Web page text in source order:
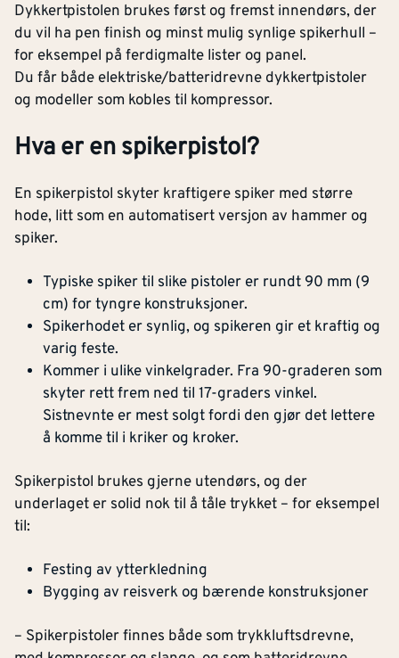
Dykkertpistolen brukes først og fremst innendørs, der
du vil ha pen finish og minst mulig synlige spikerhull –
for eksempel på ferdigmalte lister og panel.
Du får både elektriske/batteridrevne dykkertpistoler
og modeller som kobles til kompressor.
Hva er en spikerpistol?
En spikerpistol skyter kraftigere spiker med større
hode, litt som en automatisert versjon av hammer og
spiker.
Typiske spiker til slike pistoler er rundt 90 mm (9
cm) for tyngre konstruksjoner.
Spikerhodet er synlig, og spikeren gir et kraftig og
varig feste.
Kommer i ulike vinkelgrader. Fra 90-graderen som
skyter rett frem ned til 17-graders vinkel.
Sistnevnte er mest solgt fordi den gjør det lettere
å komme til i kriker og kroker.
Spikerpistol brukes gjerne utendørs, og der
underlaget er solid nok til å tåle trykket – for eksempel
til:
Festing av ytterkledning
Bygging av reisverk og bærende konstruksjoner
– Spikerpistoler finnes både som trykkluftsdrevne,